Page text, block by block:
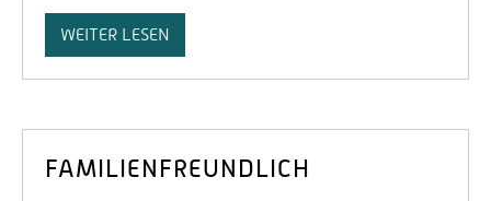
WEITER LESEN
FAMILIENFREUNDLICH